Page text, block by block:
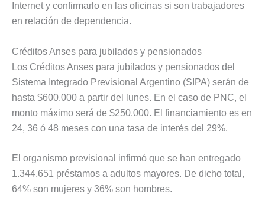
Internet y confirmarlo en las oficinas si son trabajadores
en relación de dependencia.
Créditos Anses para jubilados y pensionados
Los Créditos Anses para jubilados y pensionados del
Sistema Integrado Previsional Argentino (SIPA) serán de
hasta $600.000 a partir del lunes. En el caso de PNC, el
monto máximo será de $250.000. El financiamiento es en
24, 36 ó 48 meses con una tasa de interés del 29%.
El organismo previsional infirmó que se han entregado
1.344.651 préstamos a adultos mayores. De dicho total,
64% son mujeres y 36% son hombres.